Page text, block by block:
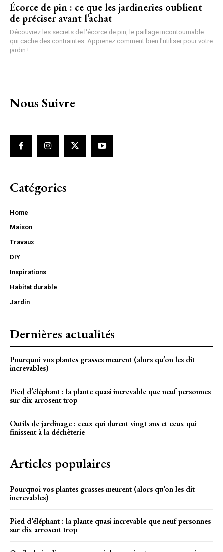
Écorce de pin : ce que les jardineries oublient
de préciser avant l’achat
Découvrez les secrets de l'écorce de pin, le paillage incontournable
qui cache des contraintes. Apprenez comment bien l'utiliser pour votre
jardin !
Nous Suivre
Catégories
Home
Maison
Travaux
DIY
Inspirations
Habitat durable
Jardin
Dernières actualités
Pourquoi vos plantes grasses meurent (alors qu’on les dit
increvables)
Pied d’éléphant : la plante quasi increvable que neuf personnes
sur dix arrosent trop
Outils de jardinage : ceux qui durent vingt ans et ceux qui
finissent à la déchèterie
Articles populaires
Pourquoi vos plantes grasses meurent (alors qu’on les dit
increvables)
Pied d’éléphant : la plante quasi increvable que neuf personnes
sur dix arrosent trop